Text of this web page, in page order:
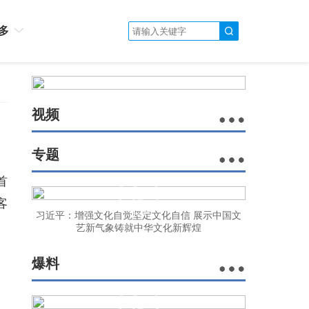
视频
专题
习近平：增强文化自觉坚定文化自信 展示中国文
艺新气象铸就中华文化新辉煌
爆料